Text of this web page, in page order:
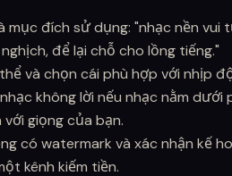
mục đích sử dụng: "nhạc nền
để lại chỗ cho lồng tiếng."
và chọn cái phù hợp với nhịp
không lời nếu nhạc nằm
giọng của bạn.
có watermark và xác nhận kế
kênh kiếm tiền.